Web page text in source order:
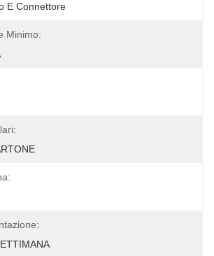
E Connettore
Minimo: